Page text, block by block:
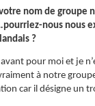
nom de groupe
nous nous
?
pour moi et je
à notre
car il désigne un